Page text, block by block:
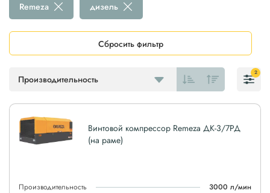
Производительность
Remeza дизель
Сбросить фильтр
2
Винтовой компрессор Remeza ДК-3/7РД
(на раме)
Производительность
3000 л/мин